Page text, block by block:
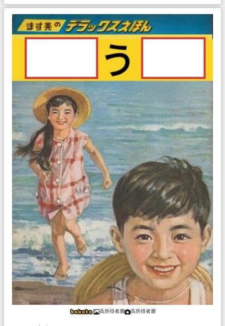
高所得者層 高所得者層